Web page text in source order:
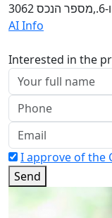
AI Info
Interested in the
I approve of the
Send